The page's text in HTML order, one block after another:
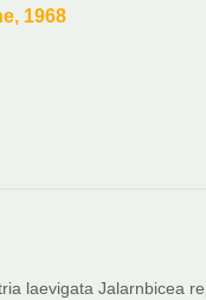
1968
laevigata Jalarnbicea